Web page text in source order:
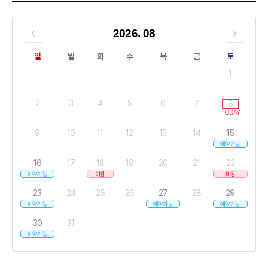
2026. 08
일 월 화 수 목 금
토
1
2 3 4 5 6 7 8
9 10 11 12 13 14 15
예약가능
16
예약가능
17 18
마감
19 20 21 22
마감
23
예약가능
24 25 26 27
예약가능
28 29
예약가능
30
예약가능
31